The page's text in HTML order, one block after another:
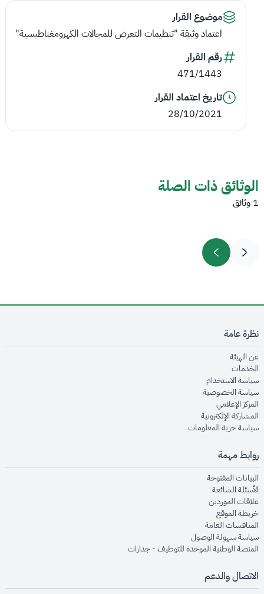
موضوع القرار
اعتماد وثيقة "تنظيمات التعرض للمجالات الكهرومغناطيسية"
رقم القرار
471/1443
تاريخ اعتماد القرار
28/10/2021
الوثائق ذات الصلة
1 وثائق
نظرة عامة
عن الهيئةopens in new window
الخدماتopens in new window
سياسة الاستخدام
سياسة الخصوصيةopens in new window
المركز الإعلاميopens in new window
المشاركة الإلكترونيةopens in new window
سياسة حرية المعلوماتopens in new window
روابط مهمة
البيانات المفتوحةopens in new window
الأسئلة الشائعةopens in new window
علاقات الموردينopens in new window
خريطة الموقعopens in new window
المنافسات العامةopens in new window
سياسة سهولة الوصولopens in new window
المنصة الوطنية الموحدة للتوظيف - جداراتopens in new window
الاتصال والدعم